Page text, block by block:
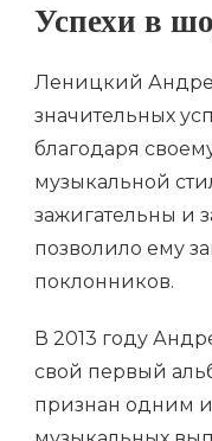
Успехи в
Леницкий
значительных
благодаря
музыкальной
зажигательны и
позволило ему
поклонников.
В 2013 году
свой первый
признан одним